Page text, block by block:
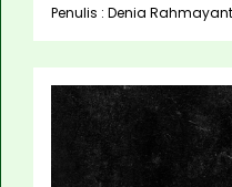
Penulis : Denia